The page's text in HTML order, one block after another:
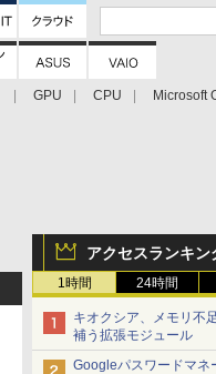
GPU CPU
Microsoft
アクセスランキン
1時間 24時間
キオクシア、メモリ不
補う拡張モジュール
Googleパスワードマネ